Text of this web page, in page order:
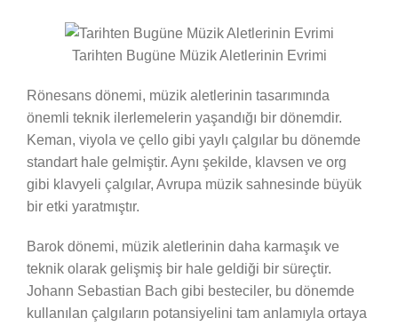
Tarihten Bugüne Müzik Aletlerinin Evrimi
Rönesans dönemi, müzik aletlerinin tasarımında
önemli teknik ilerlemelerin yaşandığı bir dönemdir.
Keman, viyola ve çello gibi yaylı çalgılar bu dönemde
standart hale gelmiştir. Aynı şekilde, klavsen ve org
gibi klavyeli çalgılar, Avrupa müzik sahnesinde büyük
bir etki yaratmıştır.
Barok dönemi, müzik aletlerinin daha karmaşık ve
teknik olarak gelişmiş bir hale geldiği bir süreçtir.
Johann Sebastian Bach gibi besteciler, bu dönemde
kullanılan çalgıların potansiyelini tam anlamıyla ortaya